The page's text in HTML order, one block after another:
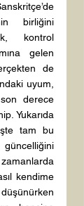
birliğini
kontrol
gelen
de
uyum,
derece
Yukarıda
tam bu
kendime